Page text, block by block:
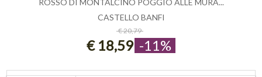
ESAURITO
ROSSO DI MONTALCINO POGGIO ALLE MURA...
CASTELLO BANFI
€ 20,79
€ 18,59 -11%